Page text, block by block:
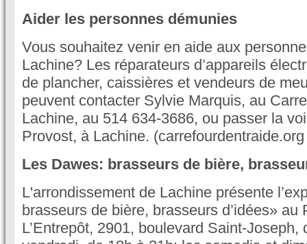
Aider les personnes démunies
Vous souhaitez venir en aide aux
Lachine? Les réparateurs d’appareils
de plancher, caissières et vendeurs de
peuvent contacter Sylvie Marquis, au
Lachine, au 514 634-3686, ou passer la
Provost, à Lachine.
Les Dawes: brasseurs de bière,
L'arrondissement de Lachine présente
brasseurs de bière, brasseurs d’idées» au
L’Entrepôt, 2901, boulevard Saint-Joseph,